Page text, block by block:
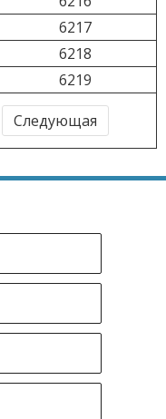
6217
6218
6219
Следующая